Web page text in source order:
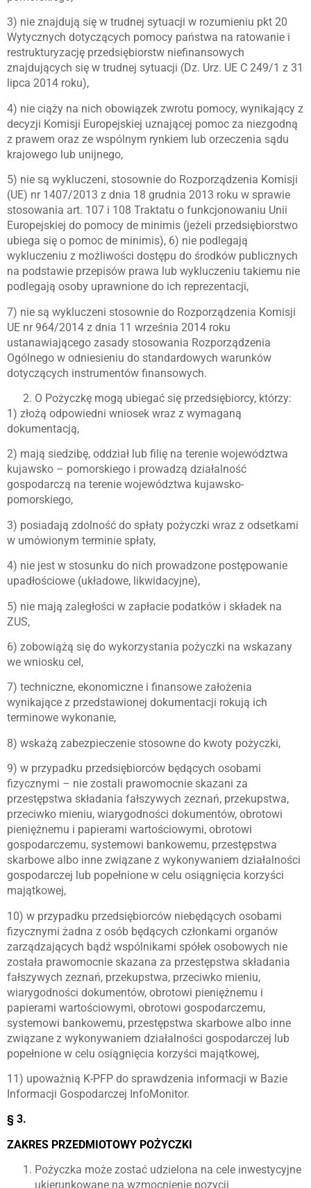
3) nie znajdują się w trudnej sytuacji w rozumieniu pkt 20
Wytycznych dotyczących pomocy państwa na ratowanie i
restrukturyzację przedsiębiorstw niefinansowych
znajdujących się w trudnej sytuacji (Dz. Urz. UE C 249/1 z 31
lipca 2014 roku),
4) nie ciąży na nich obowiązek zwrotu pomocy, wynikający z
decyzji Komisji Europejskiej uznającej pomoc za niezgodną
z prawem oraz ze wspólnym rynkiem lub orzeczenia sądu
krajowego lub unijnego,
5) nie są wykluczeni, stosownie do Rozporządzenia Komisji
(UE) nr 1407/2013 z dnia 18 grudnia 2013 roku w sprawie
stosowania art. 107 i 108 Traktatu o funkcjonowaniu Unii
Europejskiej do pomocy de minimis (jeżeli przedsiębiorstwo
ubiega się o pomoc de minimis), 6) nie podlegają
wykluczeniu z możliwości dostępu do środków publicznych
na podstawie przepisów prawa lub wykluczeniu takiemu nie
podlegają osoby uprawnione do ich reprezentacji,
7) nie są wykluczeni stosownie do Rozporządzenia Komisji
UE nr 964/2014 z dnia 11 września 2014 roku
ustanawiającego zasady stosowania Rozporządzenia
Ogólnego w odniesieniu do standardowych warunków
dotyczących instrumentów finansowych.
O Pożyczkę mogą ubiegać się przedsiębiorcy, którzy:
1) złożą odpowiedni wniosek wraz z wymaganą
dokumentacją,
2) mają siedzibę, oddział lub filię na terenie województwa
kujawsko – pomorskiego i prowadzą działalność
gospodarczą na terenie województwa kujawsko-
pomorskiego,
3) posiadają zdolność do spłaty pożyczki wraz z odsetkami
w umówionym terminie spłaty,
4) nie jest w stosunku do nich prowadzone postępowanie
upadłościowe (układowe, likwidacyjne),
5) nie mają zaległości w zapłacie podatków i składek na
ZUS,
6) zobowiążą się do wykorzystania pożyczki na wskazany
we wniosku cel,
7) techniczne, ekonomiczne i finansowe założenia
wynikające z przedstawionej dokumentacji rokują ich
terminowe wykonanie,
8) wskażą zabezpieczenie stosowne do kwoty pożyczki,
9) w przypadku przedsiębiorców będących osobami
fizycznymi – nie zostali prawomocnie skazani za
przestępstwa składania fałszywych zeznań, przekupstwa,
przeciwko mieniu, wiarygodności dokumentów, obrotowi
pieniężnemu i papierami wartościowymi, obrotowi
gospodarczemu, systemowi bankowemu, przestępstwa
skarbowe albo inne związane z wykonywaniem działalności
gospodarczej lub popełnione w celu osiągnięcia korzyści
majątkowej,
10) w przypadku przedsiębiorców niebędących osobami
fizycznymi żadna z osób będących członkami organów
zarządzających bądź wspólnikami spółek osobowych nie
została prawomocnie skazana za przestępstwa składania
fałszywych zeznań, przekupstwa, przeciwko mieniu,
wiarygodności dokumentów, obrotowi pieniężnemu i
papierami wartościowymi, obrotowi gospodarczemu,
systemowi bankowemu, przestępstwa skarbowe albo inne
związane z wykonywaniem działalności gospodarczej lub
popełnione w celu osiągnięcia korzyści majątkowej,
11) upoważnią K-PFP do sprawdzenia informacji w Bazie
Informacji Gospodarczej InfoMonitor.
§ 3.
ZAKRES PRZEDMIOTOWY POŻYCZKI
Pożyczka może zostać udzielona na cele inwestycyjne
ukierunkowane na wzmocnienie pozycji